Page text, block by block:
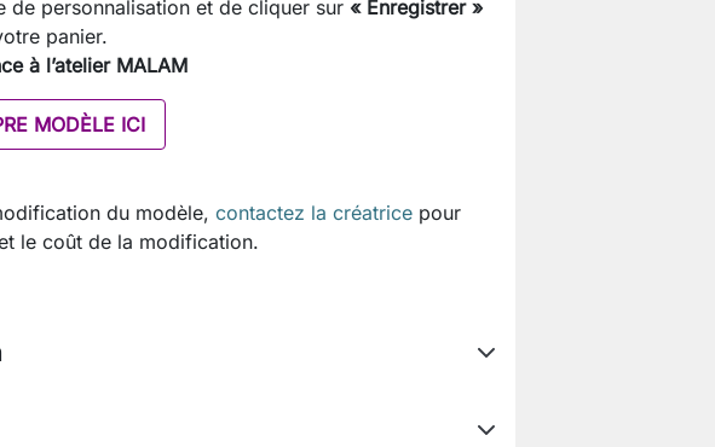
de personnalisation et de cliquer sur « Enregistrer »
panier.
à l’atelier MALAM
MODÈLE ICI
du modèle, contactez la créatrice pour
le coût de la modification.